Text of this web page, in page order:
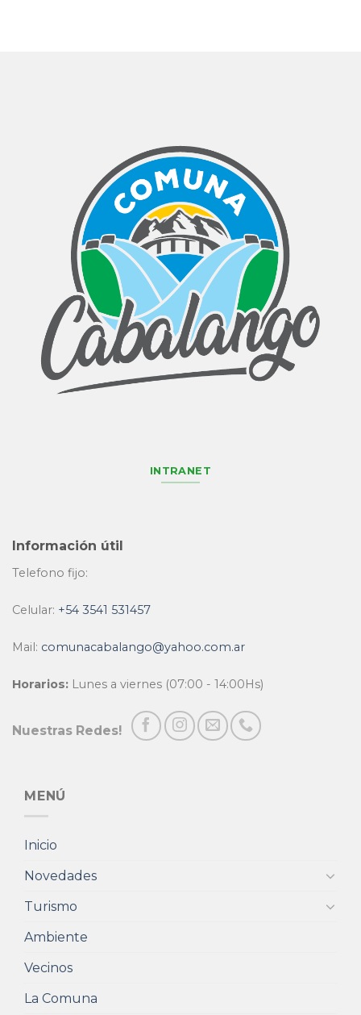
INTRANET
Información útil
Telefono fijo:
Celular: +54 3541 531457
Mail: comunacabalango@yahoo.com.ar
Horarios: Lunes a viernes (07:00 - 14:00Hs)
Nuestras Redes!
MENÚ
Inicio
Novedades
Turismo
Ambiente
Vecinos
La Comuna